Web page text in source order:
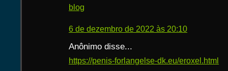
blog
6 de dezembro de 2022 às 20:10
Anônimo disse...
https://penis-forlangelse-dk.eu/eroxel.html